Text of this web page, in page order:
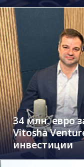
34 млн. евро
Vitosha
инвестиции